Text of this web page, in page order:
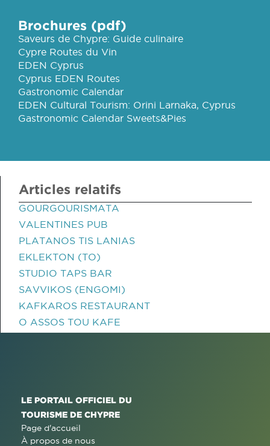
Brochures (pdf)
Saveurs de Chypre: Guide culinaire
Cypre Routes du Vin
EDEN Cyprus
Cyprus EDEN Routes
Gastronomic Calendar
EDEN Cultural Tourism: Orini Larnaka, Cyprus
Gastronomic Calendar Sweets&Pies
Articles relatifs
GOURGOURISMATA
VALENTINES PUB
PLATANOS TIS LANIAS
EKLEKTON (TO)
STUDIO TAPS BAR
SAVVIKOS (ENGOMI)
KAFKAROS RESTAURANT
O ASSOS TOU KAFE
LE PORTAIL OFFICIEL DU
TOURISME DE CHYPRE
Page d'accueil
À propos de nous